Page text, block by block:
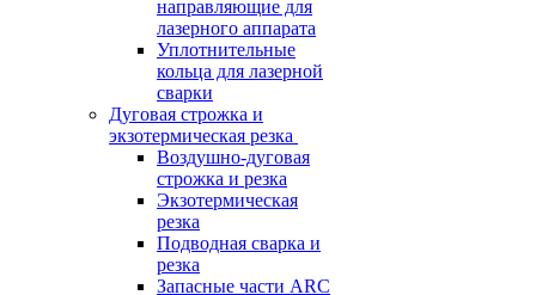
направляющие для
лазерного аппарата
Уплотнительные
кольца для лазерной
сварки
Дуговая строжка и
экзотермическая резка
Воздушно-дуговая
строжка и резка
Экзотермическая
резка
Подводная сварка и
резка
Запасные части ARC